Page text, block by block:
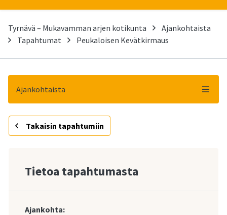
Tyrnävä – Mukavamman arjen kotikunta
Ajankohtaista
Tapahtumat
Peukaloisen Kevätkirmaus
Ajankohtaista
Takaisin tapahtumiin
Tietoa tapahtumasta
Ajankohta: